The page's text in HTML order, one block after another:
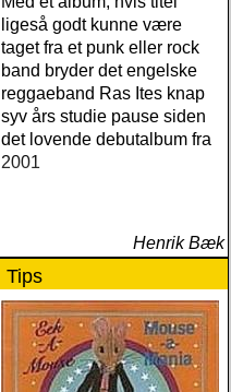
ligeså godt kunne være
taget fra et punk eller rock
band bryder det engelske
reggaeband Ras Ites knap
syv års studie pause siden
det lovende debutalbum fra
2001
Henrik Bæk
Tips